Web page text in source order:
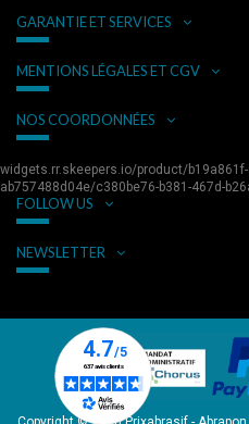
GARANTIE ET SERVICES
MENTIONS LÉGALES ET CGV
NOS COORDONNÉES
widgets.rr.skeepers.io/product/
ab757488d04e/c380be76-b381-467d-
FOLLOW US
NEWSLETTER